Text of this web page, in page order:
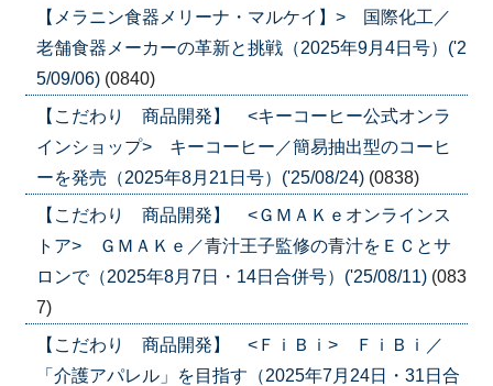
【メラニン食器メリーナ・マルケイ】> 国際化工／
老舗食器メーカーの革新と挑戦（2025年9月4日号）('2
5/09/06) (0840)
【こだわり 商品開発】 <キーコーヒー公式オンラ
インショップ> キーコーヒー／簡易抽出型のコーヒ
ーを発売（2025年8月21日号）('25/08/24) (0838)
【こだわり 商品開発】 <ＧＭＡＫｅオンラインス
トア> ＧＭＡＫｅ／青汁王子監修の青汁をＥＣとサ
ロンで（2025年8月7日・14日合併号）('25/08/11) (083
7)
【こだわり 商品開発】 <ＦｉＢｉ> ＦｉＢｉ／
「介護アパレル」を目指す（2025年7月24日・31日合